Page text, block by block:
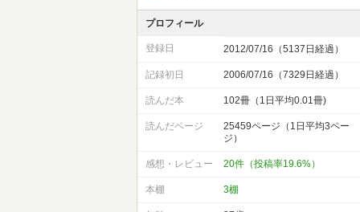
プロフィール
登録日 2012/07/16（5137日経過）
記録初日 2006/07/16（7329日経過）
読んだ本 102冊（1日平均0.01冊)
読んだページ
25459ページ（1日平均3ペー
ジ）
感想・レビュー 20件（投稿率19.6%）
本棚 3棚